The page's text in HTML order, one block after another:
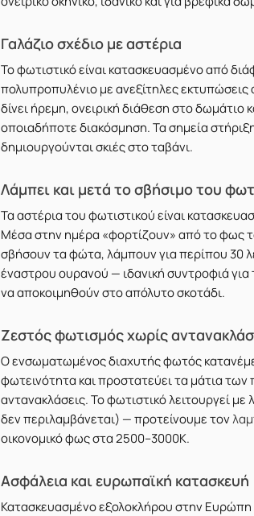
Γαλάζιο σχέδιο με αστέρια
Το φωτιστικό είναι κατασκευασμένο από
πολυπροπυλένιο με ανεξίτηλες
δίνει ήρεμη, ονειρική διάθεση στο δωμάτιο
οποιαδήποτε διακόσμηση. Τα σημεία
δημιουργούνται σκιές στο ταβάνι.
Λάμπει και μετά το σβήσιμο του
Τα αστέρια του φωτιστικού είναι
Μέσα στην ημέρα «φορτίζουν» από το φως
σβήσουν τα φώτα, λάμπουν για περίπου 30
έναστρου ουρανού — ιδανική συντροφιά
να αποκοιμηθούν στο απόλυτο σκοτάδι.
Ζεστός φωτισμός χωρίς
Ο ενσωματωμένος διαχυτής φωτός
φωτεινότητα και προστατεύει τα μάτια των
αντανακλάσεις. Το φωτιστικό λειτουργεί
δεν περιλαμβάνεται) — προτείνουμε τον
οικονομικό φως στα 2500–3000K.
Ασφάλεια και ευρωπαϊκή κατασκευή
Κατασκευασμένο εξολοκλήρου στην